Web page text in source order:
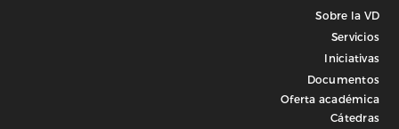
Sobre la VD
Servicios
Iniciativas
Documentos
Oferta académica
Cátedras